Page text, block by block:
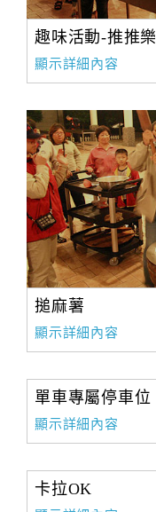
趣味活動-推推樂
顯示詳細內容
搥麻薯
顯示詳細內容
單車專屬停車位
顯示詳細內容
卡拉OK